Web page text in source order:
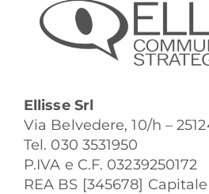
Ellisse Srl
Via Belvedere, 10/h –
Tel. 030 3531950
P.IVA e C.F. 03239250172
REA BS [345678]